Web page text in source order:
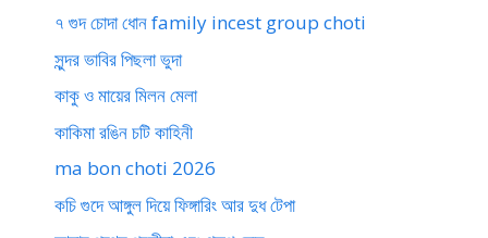
৭ গুদ চোদা ধোন family incest group choti
সুন্দর ভাবির পিছলা ভুদা
কাকু ও মায়ের মিলন মেলা
কাকিমা রঙিন চটি কাহিনী
ma bon choti 2026
কচি গুদে আঙ্গুল দিয়ে ফিঙ্গারিং আর দুধ টেপা